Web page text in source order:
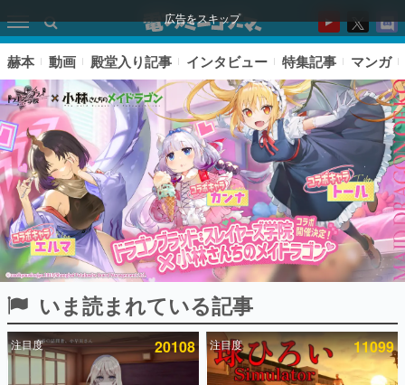
広告をスキップ
ピックアップ
電ファミのいま読まれている記事ランキング
赫本 動画 殿堂入り記事 インタビュー 特集記事 マンガ
いま読まれている記事
注目度 20108 注目度 11099